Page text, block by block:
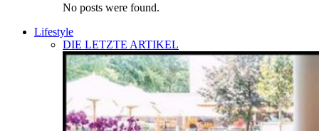
No posts were found.
Lifestyle
DIE LETZTE ARTIKEL